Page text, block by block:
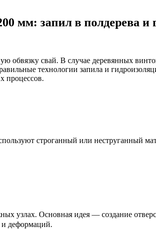
мм: запил в полдерева и
свай. В случае деревянных
технологии запила и
процессов.
строганный или неструганный
узлах. Основная идея — создание
и деформаций.